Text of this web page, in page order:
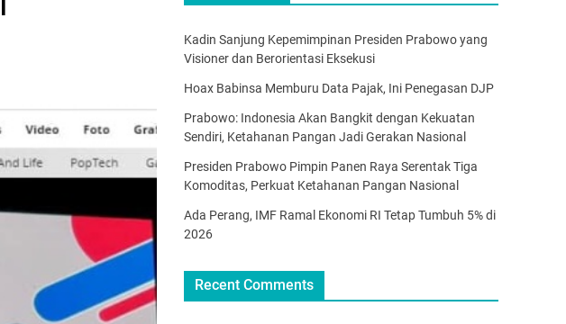
Kadin Sanjung Kepemimpinan Presiden Prabowo yang
Visioner dan Berorientasi Eksekusi
Hoax Babinsa Memburu Data Pajak, Ini Penegasan DJP
Prabowo: Indonesia Akan Bangkit dengan Kekuatan
Sendiri, Ketahanan Pangan Jadi Gerakan Nasional
Presiden Prabowo Pimpin Panen Raya Serentak Tiga
Komoditas, Perkuat Ketahanan Pangan Nasional
Ada Perang, IMF Ramal Ekonomi RI Tetap Tumbuh 5% di
2026
Recent Comments